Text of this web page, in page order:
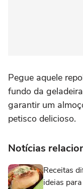
Pegue aquele
fundo da
garantir um
petisco delicioso.
Notícias
Receitas
ideias